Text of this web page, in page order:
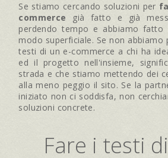
Se stiamo cercando soluzioni per
commerce già fatto e già
perdendo tempo e abbiamo fatto
modo superficiale. Se non abbiamo
testi di un e-commerce a chi ha
ed il progetto nell'insieme,
strada e che stiamo mettendo dei
alla meno peggio il sito. Se la
iniziato non ci soddisfa, non
soluzioni concrete.
Fare i testi